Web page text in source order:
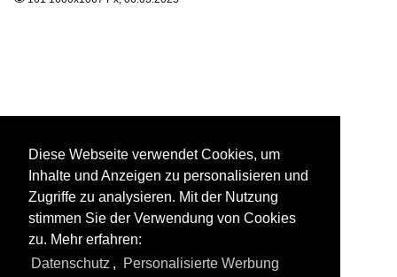
Diese Webseite verwendet Cookies, um
Inhalte und Anzeigen zu personalisieren und
Zugriffe zu analysieren. Mit der Nutzung
stimmen Sie der Verwendung von Cookies
zu. Mehr erfahren:
Datenschutz , Personalisierte Werbung